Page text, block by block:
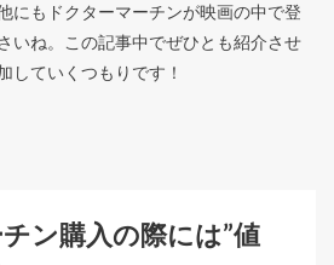
にもドクターマーチンが映画の中で登
いね。この記事中でぜひとも紹介させ
していくつもりです！
ン購入の際には”値